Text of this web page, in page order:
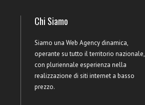
Chi Siamo
Siamo una Web Agency dinamica,
operante su tutto il territorio nazionale,
con pluriennale esperienza nella
realizzazione di siti internet a basso
prezzo.